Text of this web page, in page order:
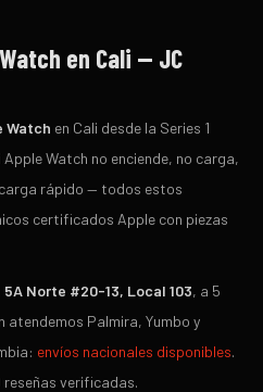
en Cali — JC
Watch en Cali desde la Series 1
Apple Watch no enciende, no carga,
rápido — todos estos
certificados Apple con piezas
5A Norte #20-13, Local 103, a 5
atendemos Palmira, Yumbo y
envíos nacionales disponibles.
reseñas verificadas.